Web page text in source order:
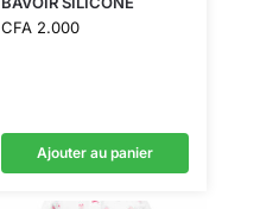
CFA2.000
Ajouter au panier